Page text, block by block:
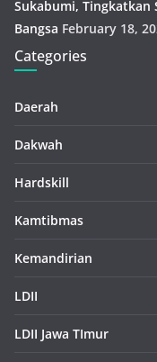
Sukabumi,
Bangsa February 18,
Categories
Daerah
Dakwah
Hardskill
Kamtibmas
Kemandirian
LDII
LDII Jawa TImur